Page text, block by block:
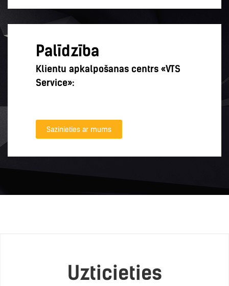
Palīdzība
Klientu apkalpošanas centrs «VTS
Service»:
Sazinieties ar mums
Uzticieties